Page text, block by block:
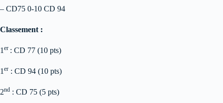
– CD75 0-10 CD 94
Classement :
1 er : CD 77 (10 pts)
1 er : CD 94 (10 pts)
2nd : CD 75 (5 pts)